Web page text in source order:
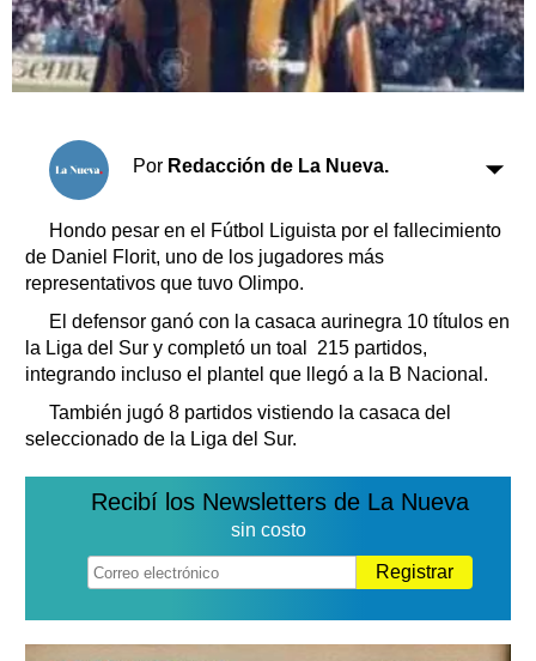
Salud
Es viral
El tiempo
Fúnebres
Clasificados
Suplementos
Servicios
Farmacias
Transportes
Loterías
Datos Útiles
Fúnebres
Edictos
Teléfonos de urgencia
Por Redacción de La Nueva.
Hondo pesar en el Fútbol Liguista por el fallecimiento
de Daniel Florit, uno de los jugadores más
representativos que tuvo Olimpo.
El defensor ganó con la casaca aurinegra 10 títulos en
la Liga del Sur y completó un toal 215 partidos,
integrando incluso el plantel que llegó a la B Nacional.
También jugó 8 partidos vistiendo la casaca del
seleccionado de la Liga del Sur.
Recibí los Newsletters de La Nueva
sin costo
Registrar